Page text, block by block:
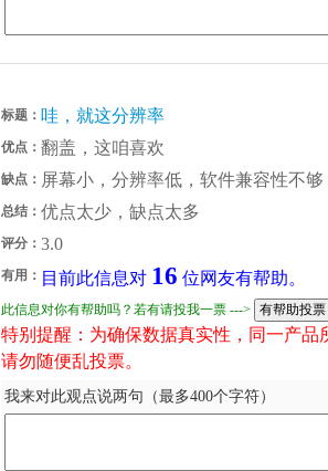
标题： 哇，就这分辨率
优点： 翻盖，这咱喜欢
缺点： 屏幕小，分辨率低，软件兼容性不
总结： 优点太少，缺点太多
评分： 3.0
有用： 目前此信息对 16 位网友有帮助。
此信息对你有帮助吗？若有请投我一票 --->
特别提醒：为确保数据真实性，同一产
请勿随便乱投票。
我来对此观点说两句（最多400个字符）